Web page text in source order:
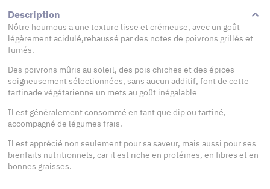
Description
Nôtre houmous a une texture lisse et crémeuse, avec un goût
légèrement acidulé,rehaussé par des notes de poivrons grillés et
fumés.
Des poivrons mûris au soleil, des pois chiches et des épices
soigneusement sélectionnées, sans aucun additif, font de cette
tartinade végétarienne un mets au goût inégalable
Il est généralement consommé en tant que dip ou tartiné,
accompagné de légumes frais.
Il est apprécié non seulement pour sa saveur, mais aussi pour ses
bienfaits nutritionnels, car il est riche en protéines, en fibres et en
bonnes graisses.